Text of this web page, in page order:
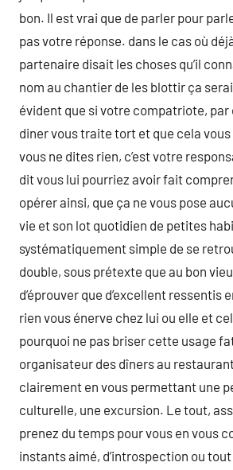
bon. Il est vrai que de parler pour
pas votre réponse. dans le cas où
partenaire disait les choses qu’il
nom au chantier de les blottir ça
évident que si votre compatriote, par
diner vous traite tort et que cela vous
vous ne dites rien, c’est votre
dit vous lui pourriez avoir fait
opérer ainsi, que ça ne vous pose
vie et son lot quotidien de petites
systématiquement simple de se
double, sous prétexte que au bon
d’éprouver que d’excellent ressentis
rien vous énerve chez lui ou elle et
pourquoi ne pas briser cette usage
organisateur des dîners au
clairement en vous permettant une
culturelle, une excursion. Le tout,
prenez du temps pour vous en vous
instants aimé, d’introspection ou